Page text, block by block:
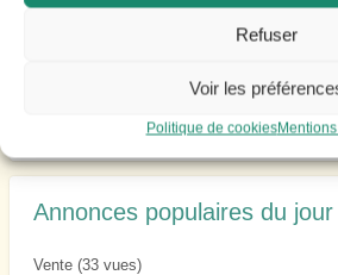
Refuser
Voir les
Politique de cookies
NAVIRE CONCHYLICOLE
Annonces populaires du jour
Vente(33 vues)